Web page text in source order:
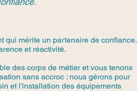
qui mérite un partenaire de confiance.
et réactivité.
des corps de métier et vous tenons
sans accroc : nous gérons pour
et l'installation des équipements